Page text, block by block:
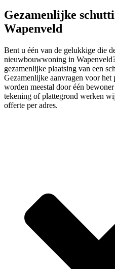
Gezamenlijke
Wapenveld
Bent u één van de gelukkige die
nieuwbouwwoning in
gezamenlijke plaatsing van een
Gezamenlijke aanvragen voor het
worden meestal door één
tekening of plattegrond werken
offerte per adres.